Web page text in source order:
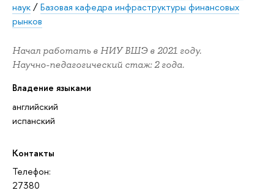
наук/Базовая кафедра инфраструктуры финансовых
рынков
Начал работать в НИУ ВШЭ в 2021 году.
Научно-педагогический стаж: 2 года.
Владение языками
английский
испанский
Контакты
Телефон:
27380